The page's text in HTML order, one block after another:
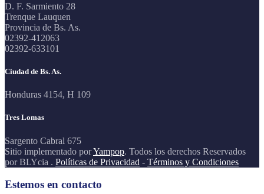
D. F. Sarmiento 28
Trenque Lauquen
Provincia de Bs. As.
02392-412063
02392-633101
Ciudad de Bs. As.
Honduras 4154, H 109
Tres Lomas
Sargento Cabral 675
Sitio implementado porYampop. Todos los derechos Reservados
por BLYcia . Políticas de Privacidad - Términos y Condiciones
Estemos en contacto